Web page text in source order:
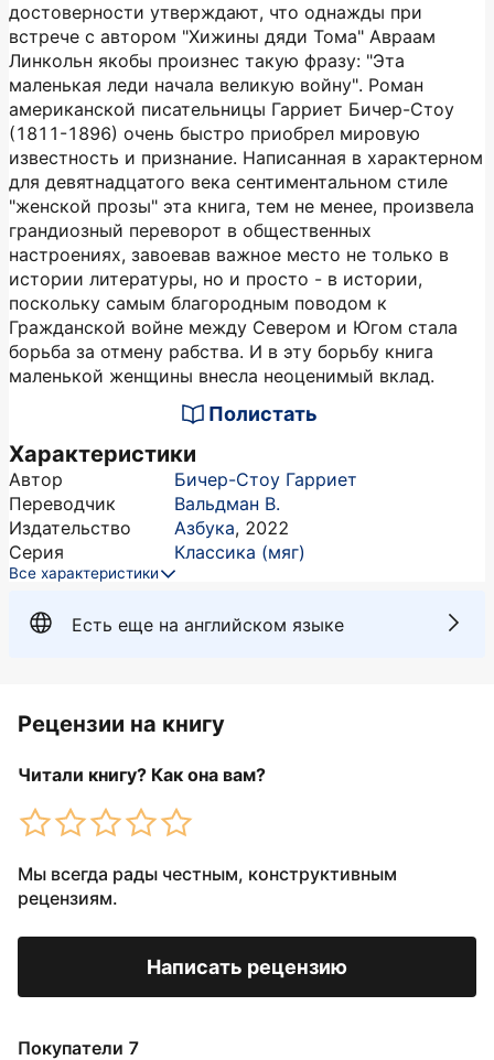
Есть еще на английском языке
достоверности утверждают, что однажды при
встрече с автором "Хижины дяди Тома" Авраам
Линкольн якобы произнес такую фразу: "Эта
маленькая леди начала великую войну". Роман
американской писательницы Гарриет Бичер-Стоу
(1811-1896) очень быстро приобрел мировую
известность и признание. Написанная в характерном
для девятнадцатого века сентиментальном стиле
"женской прозы" эта книга, тем не менее, произвела
грандиозный переворот в общественных
настроениях, завоевав важное место не только в
истории литературы, но и просто - в истории,
поскольку самым благородным поводом к
Гражданской войне между Севером и Югом стала
борьба за отмену рабства. И в эту борьбу книга
маленькой женщины внесла неоценимый вклад.
Полистать
Характеристики
Автор
Бичер-Стоу Гарриет
Переводчик
Вальдман В.
Издательство
Азбука, 2022
Серия
Классика (мяг)
Все характеристики
Рецензии на книгу
Читали книгу? Как она вам?
Мы всегда рады честным, конструктивным
рецензиям.
Написать рецензию
Покупатели 7